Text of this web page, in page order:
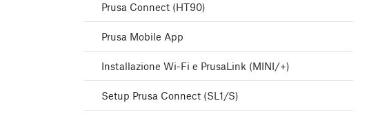
Prusa Connect (HT90)
Prusa Mobile App
Installazione Wi-Fi e PrusaLink (MINI/+)
Setup Prusa Connect (SL1/S)